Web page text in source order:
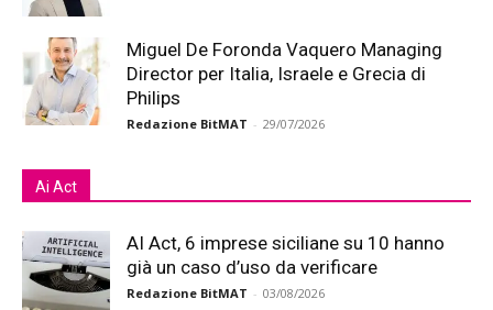
Miguel De Foronda Vaquero Managing
Director per Italia, Israele e Grecia di
Philips
Redazione BitMAT - 29/07/2026
Ai Act
AI Act, 6 imprese siciliane su 10 hanno
già un caso d’uso da verificare
Redazione BitMAT - 03/08/2026